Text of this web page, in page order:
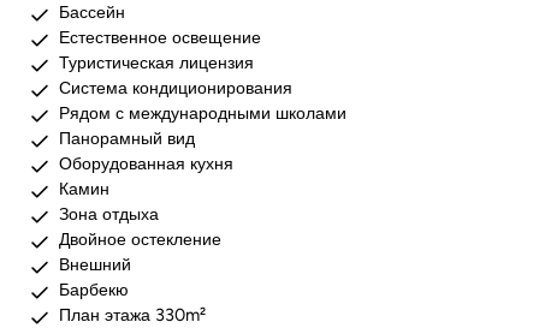
Бассейн
Естественное освещение
Туристическая лицензия
Система кондиционирования
Рядом с международными школами
Панорамный вид
Оборудованная кухня
Камин
Зона отдыха
Двойное остекление
Внешний
Барбекю
План этажа 330m²